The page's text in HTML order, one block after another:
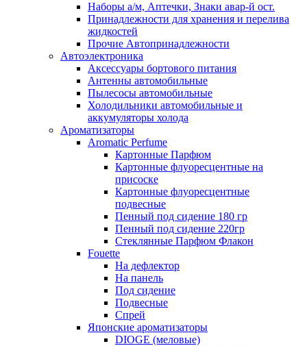
Наборы а/м, Аптечки, Знаки авар-й ост.
Принадлежности для хранения и перелива
жидкостей
Прочие Автопринадлежности
Автоэлектроника
Аксессуары бортового питания
Антенны автомобильные
Пылесосы автомобильные
Холодильники автомобильные и
аккумуляторы холода
Ароматизаторы
Aromatic Perfume
Картонные Парфюм
Картонные флуоресцентные на
присоске
Картонные флуоресцентные
подвесные
Пенный под сидение 180 гр
Пенный под сидение 220гр
Стеклянные Парфюм Флакон
Fouette
На дефлектор
На панель
Под сидение
Подвесные
Спрей
Японские ароматизаторы
DIOGE (меловые)